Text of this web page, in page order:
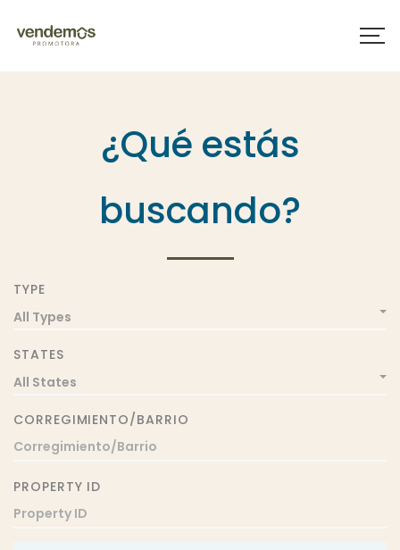
¿Qué estás
buscando?
TYPE
All Types
STATES
All States
CORREGIMIENTO/BARRIO
PROPERTY ID